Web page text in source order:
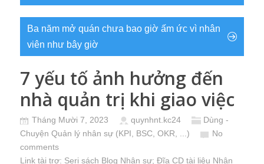
Ba năm mở quán chưa bao giờ ấm ức vì nhân
viên như bây giờ
7 yếu tố ảnh hưởng đến
nhà quản trị khi giao việc
Tháng Mười 7, 2023 quynhnt.kc24
Dùng -
Chuyện Quản lý nhân sự (KPI, BSC, OKR, ...)
No
comments
Link tài trợ: Seri sách Blog Nhân sự; Đĩa CD tài liệu Nhân